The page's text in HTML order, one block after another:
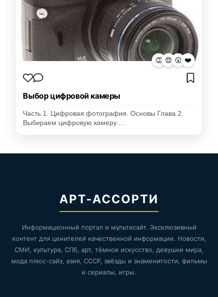
👏 😍 😮 ❤️
Выбор цифровой камеры
Часть 1. Цифровая фотография. Основы Глава 2.
Выбираем цифровую камеру.…
АРТ-АССОРТИ
Информационный портал и мультисайт. Эксклюзивный
контент для ценителей качественной информации. Новости,
СМИ, культура, СПб, арт, тёмное искусство, девушки мира,
мода плюс-сайз, азия, СССР, звёзды и знаменитости, фильмы
и сериалы, игры.